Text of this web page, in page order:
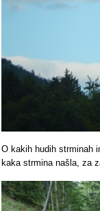
O kakih hudih strminah
kaka strmina našla, za